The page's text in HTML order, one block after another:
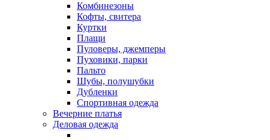
Комбинезоны
Кофты, свитера
Куртки
Плащи
Пуловеры, джемперы
Пуховики, парки
Пальто
Шубы, полушубки
Дубленки
Спортивная одежда
Вечерние платья
Деловая одежда